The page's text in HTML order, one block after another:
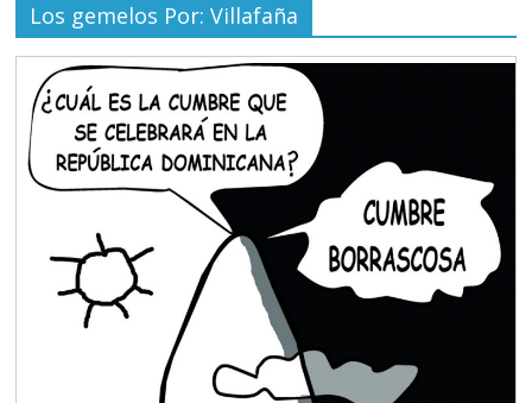
Los gemelos Por: Villafaña